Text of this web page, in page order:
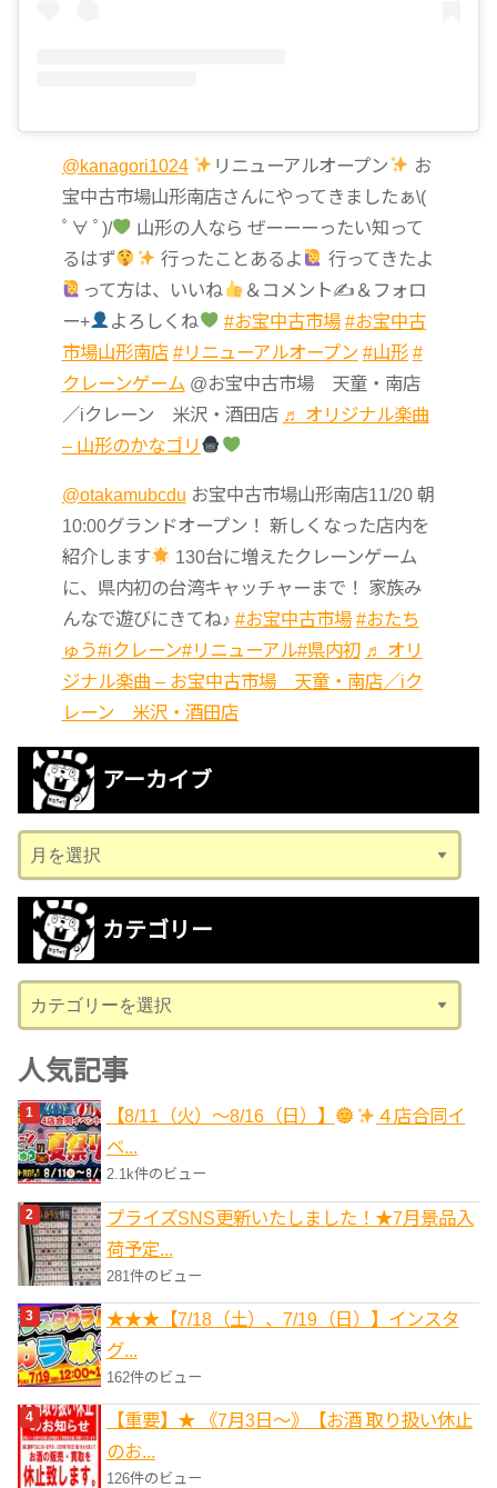
@kanagori1024 リニューアルオープン
お
宝中古市場山形南店さんにやってきましたぁ\(
ﾟ∀ ﾟ)/
山形の人なら ぜーーーったい知って
るはず
行ったことあるよ
行ってきたよ
って方は、いいね
＆コメント✍ ＆フォロ
ー+
よろしくね #お宝中古市場 #お宝中古
市場山形南店 #リニューアルオープン #山形 #
クレーンゲーム @お宝中古市場 天童・南店
／iクレーン 米沢・酒田店 ♬ オリジナル楽曲
– 山形のかなゴリ
@otakamubcdu お宝中古市場山形南店11/20 朝
10:00グランドオープン！ 新しくなった店内を
紹介します
130台に増えたクレーンゲーム
に、県内初の台湾キャッチャーまで！ 家族み
んなで遊びにきてね♪ #お宝中古市場 #おたち
ゅう#iクレーン#リニューアル#県内初 ♬ オリ
ジナル楽曲 – お宝中古市場 天童・南店／iク
レーン 米沢・酒田店
アーカイブ
ー
カ
ブ
カテゴリー
テ
ゴ
リ
ー
人気記事
【8/11（火）～8/16（日）】
４店合同イ
ベ...
2.1k件のビュー
プライズSNS更新いたしました！★7月景品入
荷予定...
281件のビュー
★★★【7/18（土）、7/19（日）】インスタ
グ...
162件のビュー
【重要】★ 《7月3日～》【お酒 取り扱い休止
のお...
126件のビュー